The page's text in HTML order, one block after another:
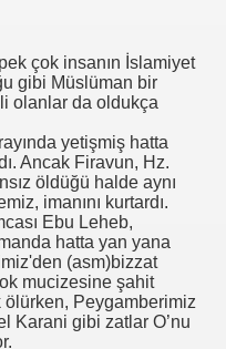
çok insanın İslamiyet
gibi Müslüman bir
olanlar da oldukça
yetişmiş hatta
Ancak Firavun, Hz.
öldüğü halde aynı
imanını kurtardı.
Ebu Leheb,
hatta yan yana
(asm)bizzat
mucizesine şahit
ölürken, Peygamberimiz
Karani gibi zatlar O’nu